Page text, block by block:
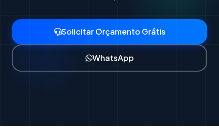
Solicitar Orçamento Grátis
WhatsApp